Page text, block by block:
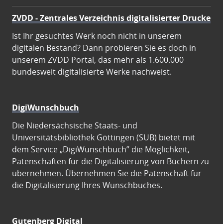
ZVDD - Zentrales Verzeichnis digitalisierter Drucke
Ist Ihr gesuchtes Werk noch nicht in unserem
digitalen Bestand? Dann probieren Sie es doch in
unserem ZVDD Portal, das mehr als 1.600.000
bundesweit digitalisierte Werke nachweist.
DigiWunschbuch
Die Niedersächsische Staats- und
Universitätsbibliothek Göttingen (SUB) bietet mit
dem Service „DigiWunschbuch” die Möglichkeit,
Patenschaften für die Digitalisierung von Büchern zu
übernehmen. Übernehmen Sie die Patenschaft für
die Digitalisierung Ihres Wunschbuches.
Gutenberg Digital